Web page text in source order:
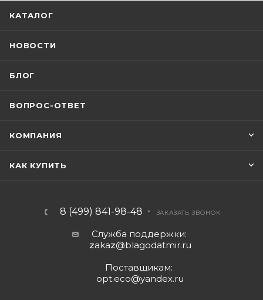
КАТАЛОГ
НОВОСТИ
БЛОГ
ВОПРОС-ОТВЕТ
КОМПАНИЯ
КАК КУПИТЬ
8 (499) 841-98-48 ЗАКАЗАТЬ ЗВОНОК
Служба поддержки:
zakaz@blagodatmir.ru
Поставщикам:
opt.eco@yandex.ru